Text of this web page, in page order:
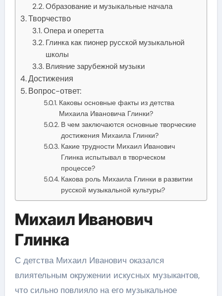
Образование и музыкальные начала
Творчество
Опера и оперетта
Глинка как пионер русской музыкальной
школы
Влияние зарубежной музыки
Достижения
Вопрос-ответ:
Каковы основные факты из детства
Михаила Ивановича Глинки?
В чем заключаются основные творческие
достижения Михаила Глинки?
Какие трудности Михаил Иванович
Глинка испытывал в творческом
процессе?
Какова роль Михаила Глинки в развитии
русской музыкальной культуры?
Михаил Иванович
Глинка
С детства Михаил Иванович оказался
влиятельным окружении искусных музыкантов,
что сильно повлияло на его музыкальное